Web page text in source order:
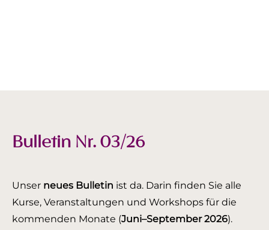
Bulletin Nr. 03/26
Unser neues Bulletin ist da. Darin finden Sie alle
Kurse, Veranstaltungen und Workshops für die
kommenden Monate (Juni–September 2026).